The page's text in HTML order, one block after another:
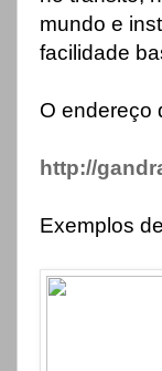
mundo e
facilidade
O endereço
http://
Exemplos